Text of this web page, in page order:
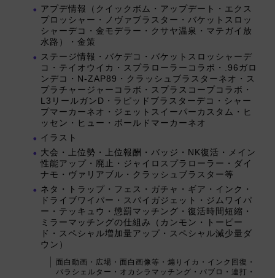
アプデ情報（クイックボム・アップデート・エクス
プロッシャー・ノヴァブラスター・バケットスロッ
シャーデコ・金モデラー・クサヤ温泉・マテガイ放
水路）・金策
ステージ情報・バケデコ・バケットスロッシャーデ
コ・テイオウイカ・スプラローラーコラボ・.96ガロ
ンデコ・N-ZAP89・クラッシュブラスターネオ・ス
プラチャージャーコラボ・スプラスコープコラボ・
L3リールガンD・ラピッドブラスターデコ・シャー
プマーカーネオ・ジェットスイーパーカスタム・ヒ
ッセン・ヒュー・ボールドマーカーネオ
イラスト
大会・上位勢・上位報酬・バッジ・NK復活・メイン
性能アップ・廃止・ジャイロスプラローラー・ダイ
ナモ・ヴァリアブル・クラッシュブラスター等
ネタ・トラップ・フェス・ガチャ・ギア・インク・
ドライブワイパー・スパイガジェット・ジムワイパ
ー・テッキュウ・懲罰マッチング・復活時間短縮・
ミラーマッチングの仕組み（カンモン・トーピー
ド・スペシャル増加量アップ・スペシャル減少量ダ
ウン）
面白動画・広場・面白画像等・煽りイカ・インク回復・
パラシェルター・オカシラマッチング・パブロ・連打・